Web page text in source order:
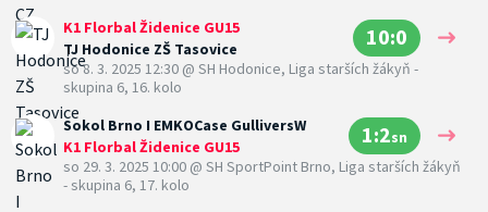
K1 Florbal Židenice GU15
TJ Hodonice ZŠ Tasovice
10:0
so 8. 3. 2025 12:30 @ SH Hodonice, Liga starších žákyň -
skupina 6, 16. kolo
Sokol Brno I EMKOCase GulliversW
K1 Florbal Židenice GU15
1:2sn
so 29. 3. 2025 10:00 @ SH SportPoint Brno, Liga starších žákyň
- skupina 6, 17. kolo